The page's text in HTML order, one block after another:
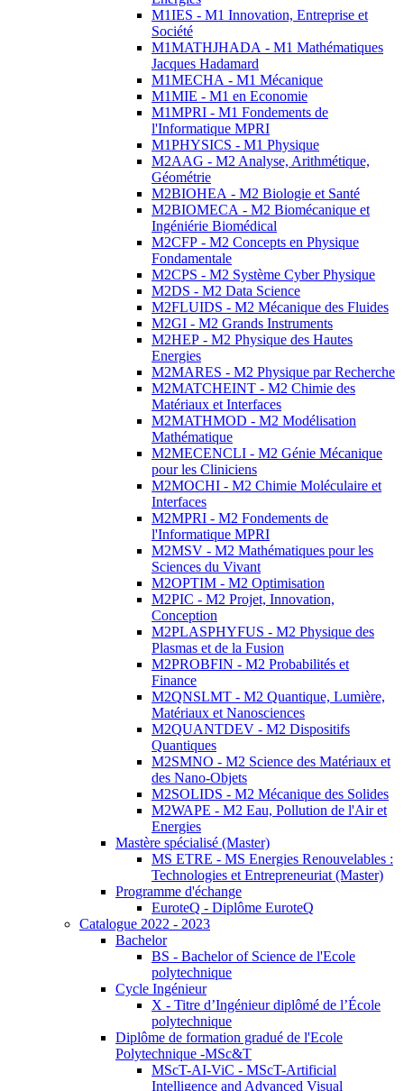
M1IES - M1 Innovation, Entreprise et
Société
M1MATHJHADA - M1 Mathématiques
Jacques Hadamard
M1MECHA - M1 Mécanique
M1MIE - M1 en Economie
M1MPRI - M1 Fondements de
l'Informatique MPRI
M1PHYSICS - M1 Physique
M2AAG - M2 Analyse, Arithmétique,
Géométrie
M2BIOHEA - M2 Biologie et Santé
M2BIOMECA - M2 Biomécanique et
Ingéniérie Biomédical
M2CFP - M2 Concepts en Physique
Fondamentale
M2CPS - M2 Système Cyber Physique
M2DS - M2 Data Science
M2FLUIDS - M2 Mécanique des Fluides
M2GI - M2 Grands Instruments
M2HEP - M2 Physique des Hautes
Energies
M2MARES - M2 Physique par Recherche
M2MATCHEINT - M2 Chimie des
Matériaux et Interfaces
M2MATHMOD - M2 Modélisation
Mathématique
M2MECENCLI - M2 Génie Mécanique
pour les Cliniciens
M2MOCHI - M2 Chimie Moléculaire et
Interfaces
M2MPRI - M2 Fondements de
l'Informatique MPRI
M2MSV - M2 Mathématiques pour les
Sciences du Vivant
M2OPTIM - M2 Optimisation
M2PIC - M2 Projet, Innovation,
Conception
M2PLASPHYFUS - M2 Physique des
Plasmas et de la Fusion
M2PROBFIN - M2 Probabilités et
Finance
M2QNSLMT - M2 Quantique, Lumière,
Matériaux et Nanosciences
M2QUANTDEV - M2 Dispositifs
Quantiques
M2SMNO - M2 Science des Matériaux et
des Nano-Objets
M2SOLIDS - M2 Mécanique des Solides
M2WAPE - M2 Eau, Pollution de l'Air et
Energies
Mastère spécialisé (Master)
MS ETRE - MS Energies Renouvelables :
Technologies et Entrepreneuriat (Master)
Programme d'échange
EuroteQ - Diplôme EuroteQ
Catalogue 2022 - 2023
Bachelor
BS - Bachelor of Science de l'Ecole
polytechnique
Cycle Ingénieur
X - Titre d’Ingénieur diplômé de l’École
polytechnique
Diplôme de formation gradué de l'Ecole
Polytechnique -MSc&T
MScT-AI-ViC - MScT-Artificial
Intelligence and Advanced Visual